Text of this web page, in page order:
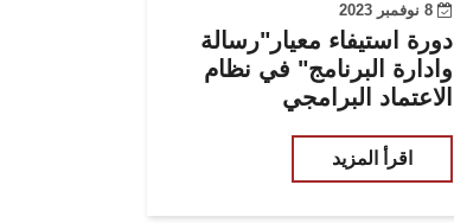
8 نوفمبر 2023
دورة استيفاء معيار"رسالة
وادارة البرنامج" في نظام
الاعتماد البرامجي
اقرأ المزيد